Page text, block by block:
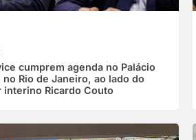
cumprem agenda no Palácio
no Rio de Janeiro, ao lado do
interino Ricardo Couto